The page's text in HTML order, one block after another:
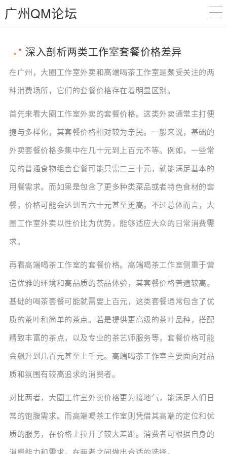
广州QM论坛
深入剖析两类工作室套餐价格差异
在广州，大圈工作室外卖和高端喝茶工作室是颇受关注的两
种消费场所，它们的套餐价格存在着明显区别。
首先来看大圈工作室外卖的套餐价格。这类外卖通常主打便
捷与多样化，其套餐价格相对较为亲民。一般来说，基础的
外卖套餐价格多集中在几十元到上百元不等。例如，一些常
见的普通食物组合套餐可能只需二三十元，就能满足基本的
用餐需求。而如果是包含了更多种类菜品或者特色食材的套
餐，价格可能会达到五六十元甚至更高。不过总体而言，大
圈工作室外卖以性价比为优势，能够适应大众的日常消费需
求。
再看高端喝茶工作室的套餐价格。高端喝茶工作室侧重于营
造优雅的环境和高品质的茶品体验，其套餐价格普遍较高。
基础的喝茶套餐可能就需要上百元，这类套餐通常包含了优
质的茶叶和简单的茶点。若是提供更高级的茶叶品种，搭配
精致丰富的茶点，以及专业的茶艺师服务等，套餐价格可能
会飙升到几百元甚至上千元。高端喝茶工作室主要面向对品
质和氛围有较高追求的消费者。
对比两者，大圈工作室外卖价格更为接地气，能满足人们日
常的饱腹需求。而高端喝茶工作室则凭借其高端的定位和优
质的服务，在价格上拉开了较大差距。消费者可根据自身的
消费能力和需求，在两者之间做出合适的选择。